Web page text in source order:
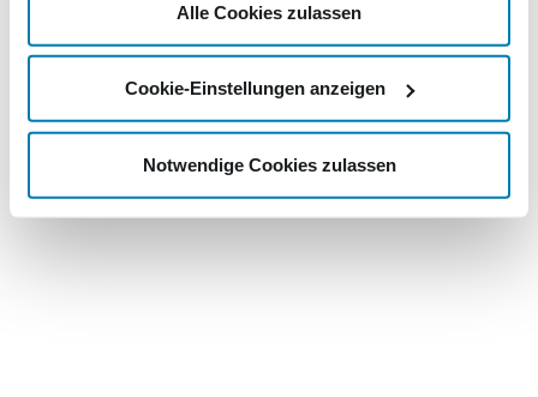
Alle Cookies zulassen
Cookie-Einstellungen anzeigen
Notwendige Cookies zulassen